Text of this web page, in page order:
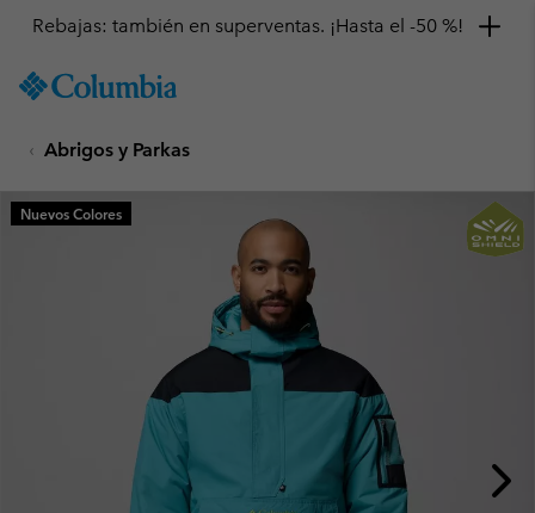
TO
SKIP
MAIN
NAV
Rebajas: también en superventas. ¡Hasta el -50 %!
Abrigos y Parkas
Nuevos Colores